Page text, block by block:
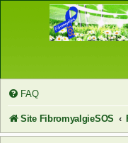
FAQ
Site FibromyalgieSOS